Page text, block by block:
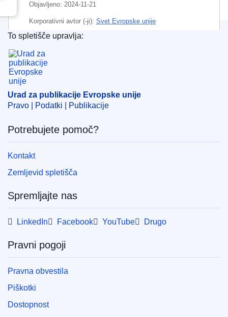
Objavljeno: 2024-11-21
Korporativni avtor (-ji): Svet Evropske unije
informacij
CELEX : 22024X02920
OJ : L_202402920
Urad za publikacije Evropske unije
To spletišče upravlja:
Urad za publikacije Evropske unije
Pravo | Podatki | Publikacije
Potrebujete pomoč?
Kontakt
Zemljevid spletišča
Spremljajte nas
LinkedIn Facebook YouTube Drugo
Pravni pogoji
Pravna obvestila
Piškotki
Dostopnost